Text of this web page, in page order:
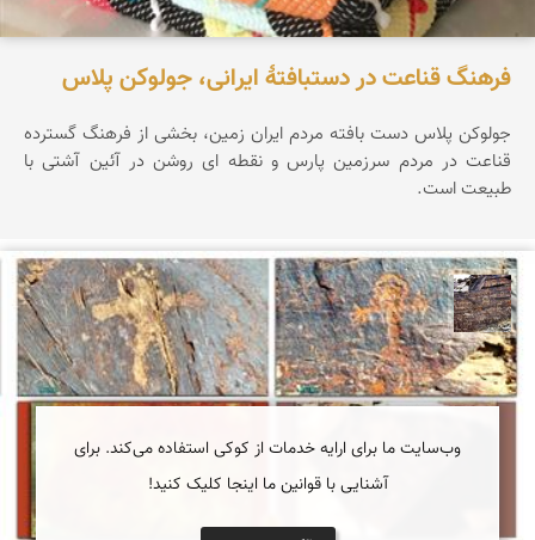
فرهنگ قناعت در دستبافتهٔ ایرانی، جولوکن پلاس
جولوکن پلاس دست بافته مردم ایران زمین، بخشی از فرهنگ گسترده
قناعت در مردم سرزمین پارس و نقطه ای روشن در آئین آشتی با
طبیعت است.
محمد ناصری فرد
وب‌سایت ما برای ارایه خدمات از کوکی استفاده می‌کند. برای
آشنایی با قوانین ما اینجا کلیک کنید!